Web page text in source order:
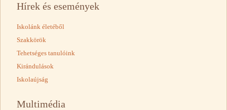
Hírek és események
Iskolánk életéből
Szakkörök
Tehetséges tanulóink
Kirándulások
Iskolaújság
Multimédia